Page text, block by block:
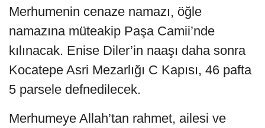
Merhumenin cenaze namazı, öğle
namazına müteakip Paşa Camii’nde
kılınacak. Enise Diler’in naaşı daha sonra
Kocatepe Asri Mezarlığı C Kapısı, 46 pafta
5 parsele defnedilecek.
Merhumeye Allah’tan rahmet, ailesi ve